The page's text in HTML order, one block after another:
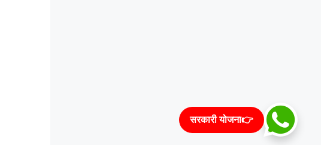
सरकारी योजना👉